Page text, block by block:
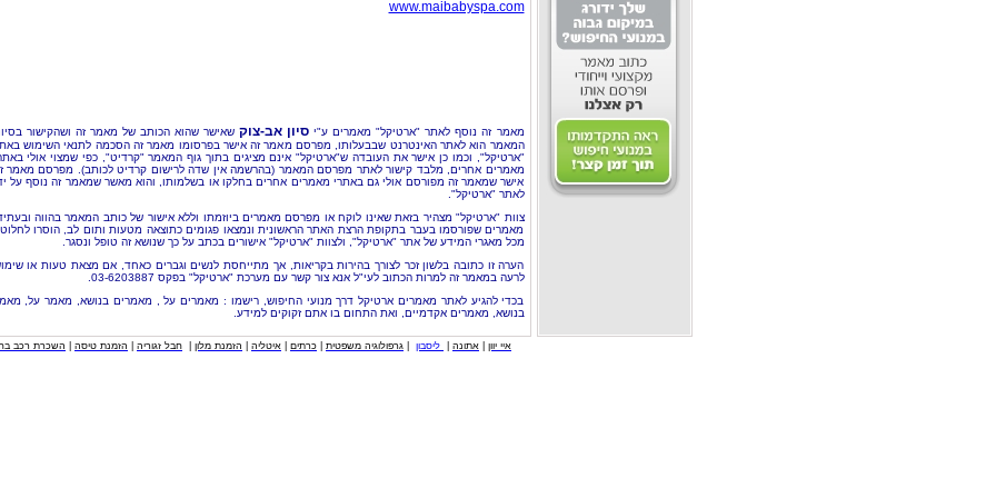
www.maibabyspa.com
מאמר זה נוסף לאתר "ארטיקל" מאמרים ע"י סיון אב-צוק שאישר שהוא הכותב של מאמר זה ושהקישור
המאמר הוא לאתר האינטרנט שבבעלותו, מפרסם מאמר זה אישר בפרסומו מאמר זה הסכמה לתנאי השימוש
"ארטיקל", וכמו כן אישר את העובדה ש"ארטיקל" אינם מציגים בתוך גוף המאמר "קרדיט", כפי שמצוי אולי
מאמרים אחרים, מלבד קישור לאתר מפרסם המאמר (בהרשמה אין שדה לרישום קרדיט לכותב). מפרסם מאמר
אישר שמאמר זה מפורסם אולי גם באתרי מאמרים אחרים בחלקו או בשלמותו, והוא מאשר שמאמר זה נוסף על
לאתר "ארטיקל".
צוות "ארטיקל" מצהיר בזאת שאינו לוקח או מפרסם מאמרים ביוזמתו וללא אישור של כותב המאמר בהווה
מאמרים שפורסמו בעבר בתקופת הרצת האתר הראשונית ונמצאו פגומים כתוצאה מטעות ותום לב, הוסרו
מכל מאגרי המידע של אתר "ארטיקל", ולצוות "ארטיקל" אישורים בכתב על כך שנושא זה טופל ונסגר.
הערה זו כתובה בלשון זכר לצורך בהירות בקריאות, אך מתייחסת לנשים וגברים כאחד, אם מצאת טעות או
לרעה במאמר זה למרות הכתוב לעי"ל אנא צור קשר עם מערכת "ארטיקל" בפקס 03-6203887.
בכדי להגיע לאתר מאמרים ארטיקל דרך מנועי החיפוש, רישמו : מאמרים על , מאמרים בנושא, מאמר על,
בנושא, מאמרים אקדמיים, ואת התחום בו אתם זקוקים למידע.
איי יוון אתונה ליסבון גרפולוגיה משפטית כרתים איטליה הזמנת מלון חבל זגוריה הזמנת טיסה השכרת רכב